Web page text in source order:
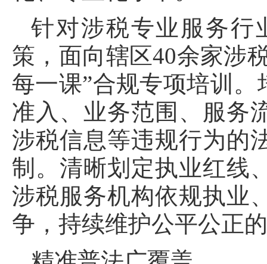
针对涉税专业服务行
策，面向辖区40余家涉
每一课”合规专项培训
准入、业务范围、服务
涉税信息等违规行为的
制。清晰划定执业红线
涉税服务机构依规执业
争，持续维护公平公正